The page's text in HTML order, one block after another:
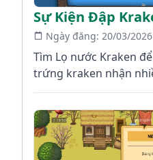
Sự Kiện Đập
Ngày đăng: 20/03/2026
Tìm Lọ nước Kraken
trứng kraken nhận